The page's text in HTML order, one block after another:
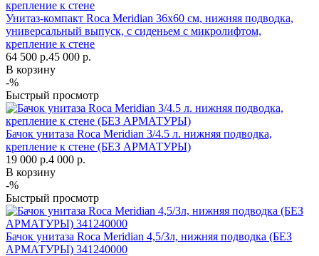
Унитаз-компакт Roca Meridian 36х60 см, нижняя подводка,
универсальный выпуск, c cиденьем с микролифтом,
крепление к стене
64 500 р.45 000 р.
В корзину
-%
Быстрый просмотр
Бачок унитаза Roca Meridian 3/4.5 л. нижняя подводка,
крепление к стене (БЕЗ АРМАТУРЫ)
19 000 р.4 000 р.
В корзину
-%
Быстрый просмотр
Бачок унитаза Roca Meridian 4,5/3л, нижняя подводка (БЕЗ
АРМАТУРЫ) 341240000